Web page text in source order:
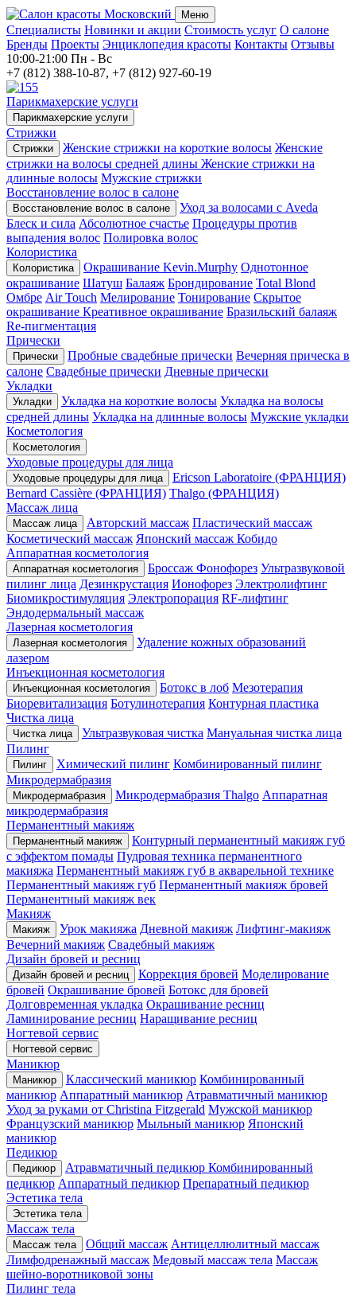
Меню
Специалисты Новинки и акции Стоимость услуг О салоне
Бренды Проекты Энциклопедия красоты Контакты Отзывы
10:00-21:00 Пн - Вс
+7 (812) 388-10-87, +7 (812) 927-60-19
Парикмахерские услуги
Парикмахерские услуги
Стрижки
Стрижки Женские стрижки на короткие волосы Женские
стрижки на волосы средней длины Женские стрижки на
длинные волосы Мужские стрижки
Восстановление волос в салоне
Восстановление волос в салоне
Уход за волосами с Aveda
Блеск и сила Абсолютное счастье Процедуры против
выпадения волос Полировка волос
Колористика
Колористика Окрашивание Kevin.Murphy Однотонное
окрашивание Шатуш Балаяж Брондирование Total Blond
Омбре Air Touch Мелирование Тонирование Скрытое
окрашивание Креативное окрашивание Бразильский балаяж
Re-пигментация
Прически
Прически Пробные свадебные прически Вечерняя прическа в
салоне Свадебные прически Дневные прически
Укладки
Укладки Укладка на короткие волосы Укладка на волосы
средней длины Укладка на длинные волосы Мужские укладки
Косметология
Косметология
Уходовые процедуры для лица
Уходовые процедуры для лица
Ericson Laboratoire (ФРАНЦИЯ)
Bernard Cassière (ФРАНЦИЯ) Thalgo (ФРАНЦИЯ)
Массаж лица
Массаж лица Авторский массаж Пластический массаж
Косметический массаж Японский массаж Кобидо
Аппаратная косметология
Аппаратная косметология Броссаж Фонофорез Ультразвуковой
пилинг лица Дезинкрустация Ионофорез Электролифтинг
Биомикростимуляция Электропорация RF-лифтинг
Эндодермальный массаж
Лазерная косметология
Лазерная косметология
Удаление кожных образований
лазером
Инъекционная косметология
Инъекционная косметология Ботокс в лоб Мезотерапия
Биоревитализация Ботулинотерапия Контурная пластика
Чистка лица
Чистка лица Ультразвуковая чистка Мануальная чистка лица
Пилинг
Пилинг Химический пилинг Комбинированный пилинг
Микродермабразия
Микродермабразия Микродермабразия Thalgo Аппаратная
микродермабразия
Перманентный макияж
Перманентный макияж
Контурный перманентный макияж губ
с эффектом помады Пудровая техника перманентного
макияжа Перманентный макияж губ в акварельной технике
Перманентный макияж губ Перманентный макияж бровей
Перманентный макияж век
Макияж
Макияж Урок макияжа Дневной макияж Лифтинг-макияж
Вечерний макияж Свадебный макияж
Дизайн бровей и ресниц
Дизайн бровей и ресниц Коррекция бровей Моделирование
бровей Окрашивание бровей Ботокс для бровей
Долговременная укладка Окрашивание ресниц
Ламинирование ресниц Наращивание ресниц
Ногтевой сервис
Ногтевой сервис
Маникюр
Маникюр Классический маникюр Комбинированный
маникюр Аппаратный маникюр Атравматичный маникюр
Уход за руками от Christina Fitzgerald Мужской маникюр
Французский маникюр Мыльный маникюр Японский
маникюр
Педикюр
Педикюр Атравматичный педикюр Комбинированный
педикюр Аппаратный педикюр Препаратный педикюр
Эстетика тела
Эстетика тела
Массаж тела
Массаж тела Общий массаж Антицеллюлитный массаж
Лимфодренажный массаж Медовый массаж тела Массаж
шейно-воротниковой зоны
Пилинг тела